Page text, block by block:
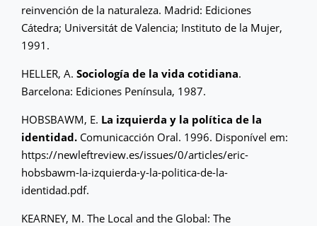
reinvención de la naturaleza. Madrid: Ediciones
Cátedra; Universitát de Valencia; Instituto de la Mujer,
1991.
HELLER, A. Sociología de la vida cotidiana.
Barcelona: Ediciones Península, 1987.
HOBSBAWM, E. La izquierda y la política de la
identidad. Comunicacción Oral. 1996. Disponível em:
https://newleftreview.es/issues/0/articles/eric-
hobsbawm-la-izquierda-y-la-politica-de-la-
identidad.pdf.
KEARNEY, M. The Local and the Global: The